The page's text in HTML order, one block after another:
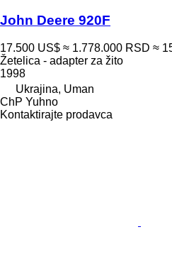
John Deere 920F
17.500 US$ ≈ 1.778.000 RSD ≈
Žetelica - adapter za žito
1998
Ukrajina, Uman
ChP Yuhno
Kontaktirajte prodavca